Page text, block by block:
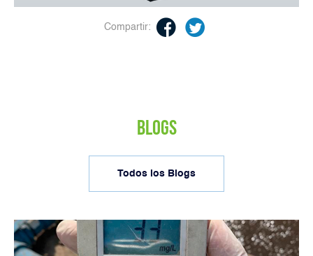
Compartir:
BLOGS
Todos los Blogs